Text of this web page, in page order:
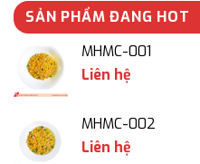
SẢN PHẨM ĐANG HOT
MHMC-001
Liên hệ
MHMC-002
Liên hệ